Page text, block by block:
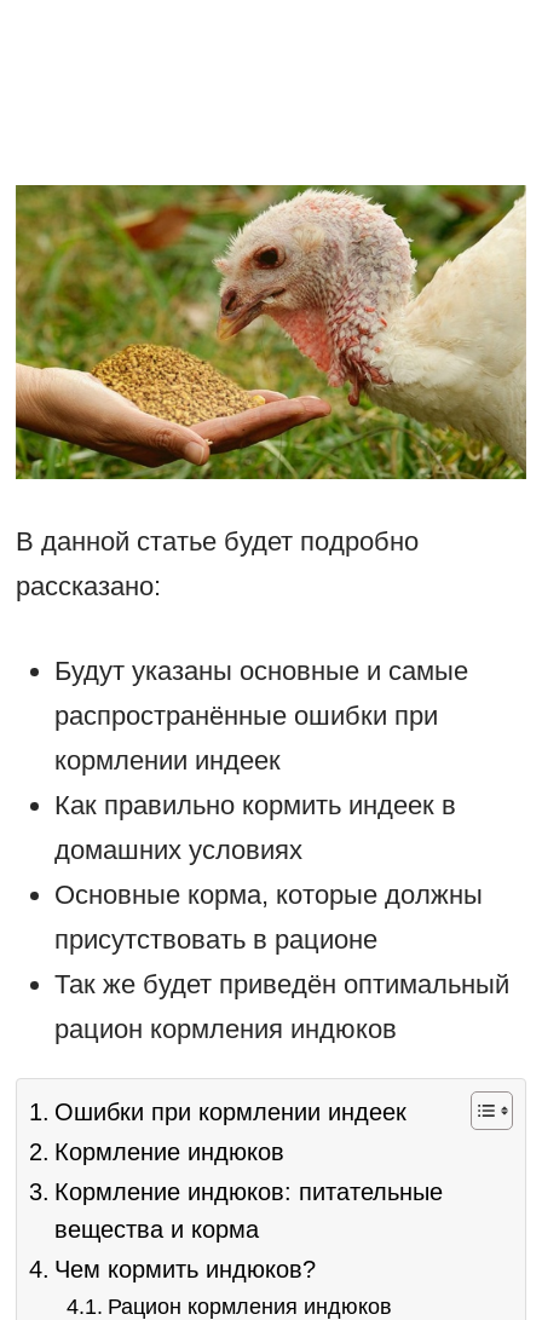
В данной статье будет подробно
рассказано:
Будут указаны основные и самые
распространённые ошибки при
кормлении индеек
Как правильно кормить индеек в
домашних условиях
Основные корма, которые должны
присутствовать в рационе
Так же будет приведён оптимальный
рацион кормления индюков
Ошибки при кормлении индеек
Кормление индюков
Кормление индюков: питательные
вещества и корма
Чем кормить индюков?
Рацион кормления индюков